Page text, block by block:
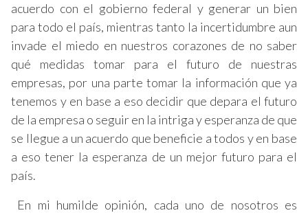
acuerdo con el gobierno federal y generar un bien
para todo el país, mientras tanto la incertidumbre aun
invade el miedo en nuestros corazones de no saber
qué medidas tomar para el futuro de nuestras
empresas, por una parte tomar la información que ya
tenemos y en base a eso decidir que depara el futuro
de la empresa o seguir en la intriga y esperanza de que
se llegue a un acuerdo que beneficie a todos y en base
a eso tener la esperanza de un mejor futuro para el
país.
En mi humilde opinión, cada uno de nosotros es